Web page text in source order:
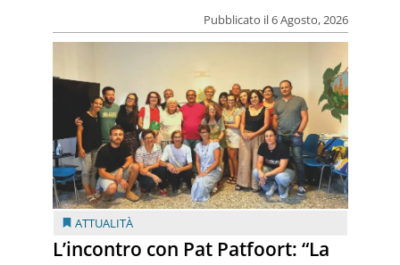
Pubblicato il 6 Agosto, 2026
ATTUALITÀ
L’incontro con Pat Patfoort: “La